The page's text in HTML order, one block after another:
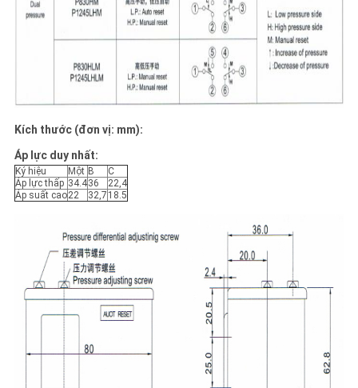
Kích thước (đơn vị: mm):
Áp lực duy nhất:
Ký hiệu Một B
C
Áp lực thấp 34.436
22,4
Áp suất cao22 32,7 18.5